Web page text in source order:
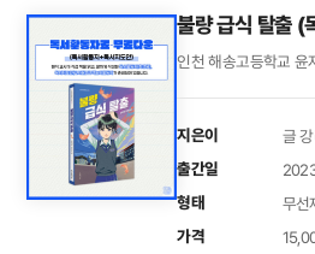
불량 급식 탈출 (
인천 해송고등학교 윤
지은이 글
출간일
형태 무
가격